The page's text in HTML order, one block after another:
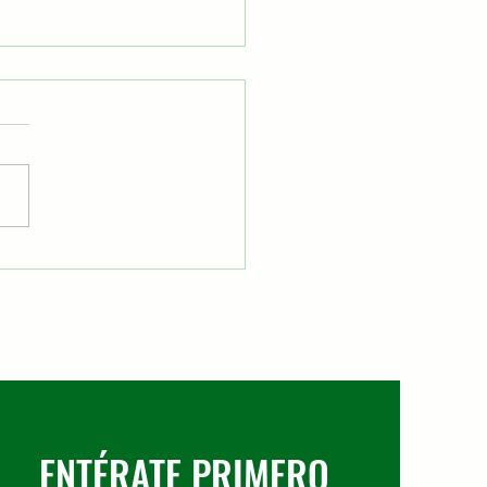
urbanos en
ENTÉRATE PRIMERO